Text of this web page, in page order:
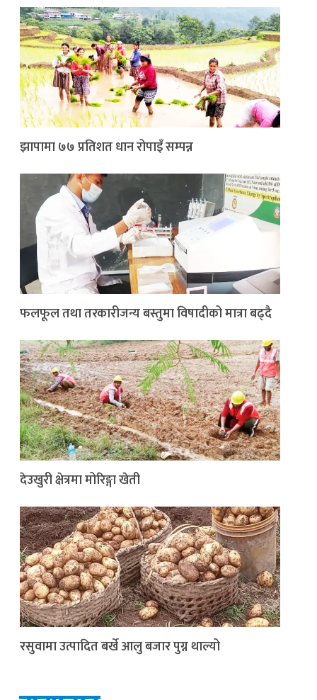
झापामा ७७ प्रतिशत धान रोपाइँ सम्पन्न
फलफूल तथा तरकारीजन्य बस्तुमा विषादीको मात्रा बढ्दै
देउखुरी क्षेत्रमा मोरिङ्गा खेती
रसुवामा उत्पादित बर्खे आलु बजार पुग्न थाल्यो